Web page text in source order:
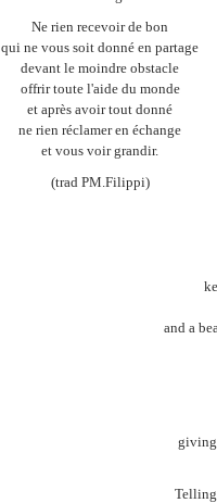
Ne rien recevoir de bon
qui ne vous soit donné en partage
devant le moindre obstacle
offrir toute l'aide du monde
et après avoir tout donné
ne rien réclamer en échange
et vous voir grandir.
(trad PM.Filippi)
and a
giving